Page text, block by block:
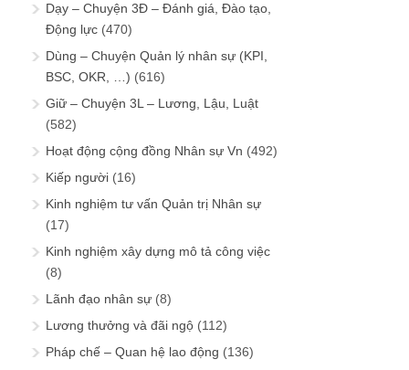
Dạy – Chuyện 3Đ – Đánh giá, Đào tạo,
Động lực (470)
Dùng – Chuyện Quản lý nhân sự (KPI,
BSC, OKR, …) (616)
Giữ – Chuyện 3L – Lương, Lậu, Luật
(582)
Hoạt động cộng đồng Nhân sự Vn (492)
Kiếp người (16)
Kinh nghiệm tư vấn Quản trị Nhân sự
(17)
Kinh nghiệm xây dựng mô tả công việc
(8)
Lãnh đạo nhân sự (8)
Lương thưởng và đãi ngộ (112)
Pháp chế – Quan hệ lao động (136)